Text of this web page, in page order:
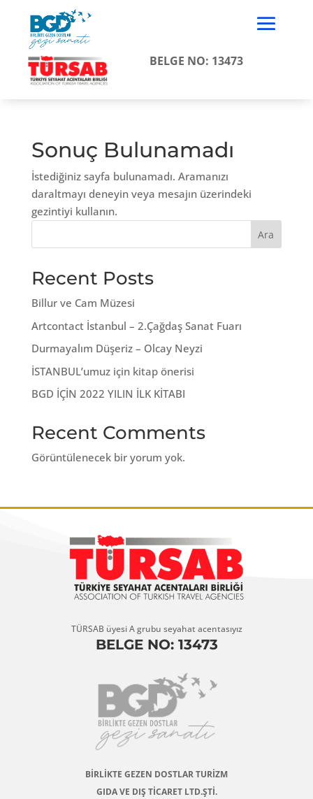
BELGE NO: 13473
Sonuç Bulunamadı
İstediğiniz sayfa bulunamadı. Aramanızı
daraltmayı deneyin veya mesajın üzerindeki
gezintiyi kullanın.
Ara
Recent Posts
Billur ve Cam Müzesi
Artcontact İstanbul – 2.Çağdaş Sanat Fuarı
Durmayalım Düşeriz – Olcay Neyzi
İSTANBUL’umuz için kitap önerisi
BGD İÇİN 2022 YILIN İLK KİTABI
Recent Comments
Görüntülenecek bir yorum yok.
TÜRSAB üyesi A grubu seyahat acentasıyız
BELGE NO: 13473
BİRLİKTE GEZEN DOSTLAR TURİZM
GIDA VE DIŞ TİCARET LTD.ŞTİ.